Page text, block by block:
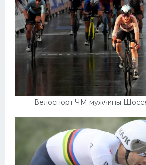
Велоспорт ЧМ мужчины